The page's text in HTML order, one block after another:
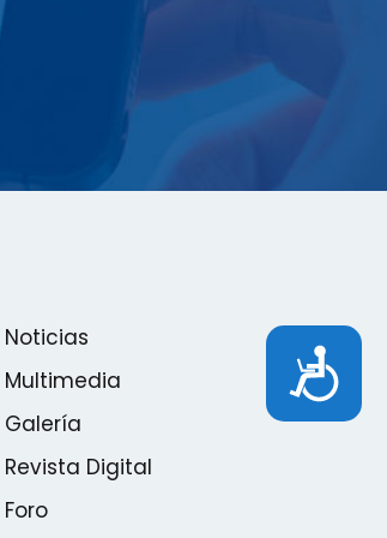
Accesibilidad
Noticias
Multimedia
Galería
Revista Digital
Foro